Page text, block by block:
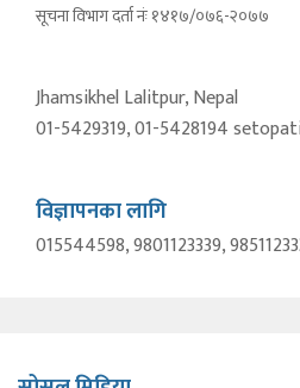
सूचना विभाग दर्ता नंः १४१७/०७६-२०७७
Jhamsikhel Lalitpur, Nepal
01-5429319, 01-5428194
विज्ञापनका लागि
015544598, 9801123339,